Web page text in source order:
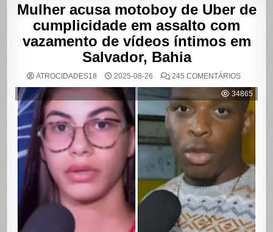
Mulher acusa motoboy de Uber de
cumplicidade em assalto com
vazamento de vídeos íntimos em
Salvador, Bahia
ATROCIDADES18 2025-08-26 245 COMENTÁRIOSEM
ACUSA
DE
UBER
DE
EM
DE
VÍDEOS
ÍNTIMOS
EM
BAHIA
34865